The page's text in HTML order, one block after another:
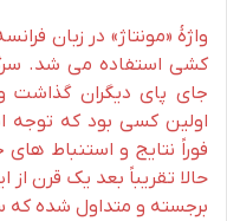
واژۀ «مونتاژ» در زبان
جای پای دیگران گذاشت و
اولین کسی بود که
فوراً نتایج و استنباط
حالا تقریباً بعد یک قرن از
برجسته و متداول شده که